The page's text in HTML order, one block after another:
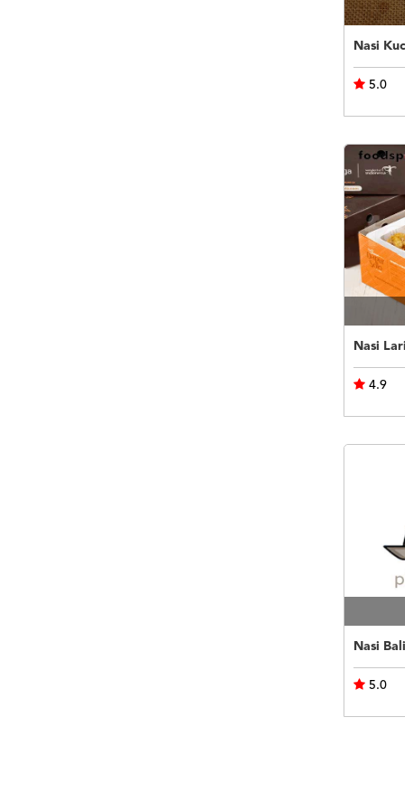
Nasi
5.0
Nasi
4.9
Nasi
5.0